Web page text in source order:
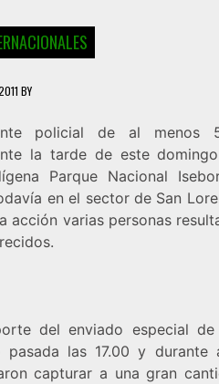
BY
policial de al menos
la tarde de este
Parque Nacional
en el sector de San
acción varias personas
del enviado especial
pasada las 17.00 y durante
capturar a una gran